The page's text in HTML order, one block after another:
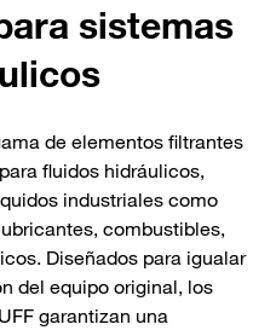
sistemas
de elementos filtrantes
fluidos hidráulicos,
industriales como
combustibles,
Diseñados para igualar
del equipo original, los
garantizan una